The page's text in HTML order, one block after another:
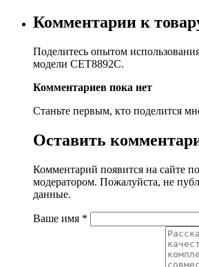
Комментарии к
Поделитесь опытом
модели CET8892C.
Комментариев пока нет
Станьте первым, кто поделится
Оставить
Комментарий появится на сайте
модератором. Пожалуйста, не
данные.
Ваше имя *